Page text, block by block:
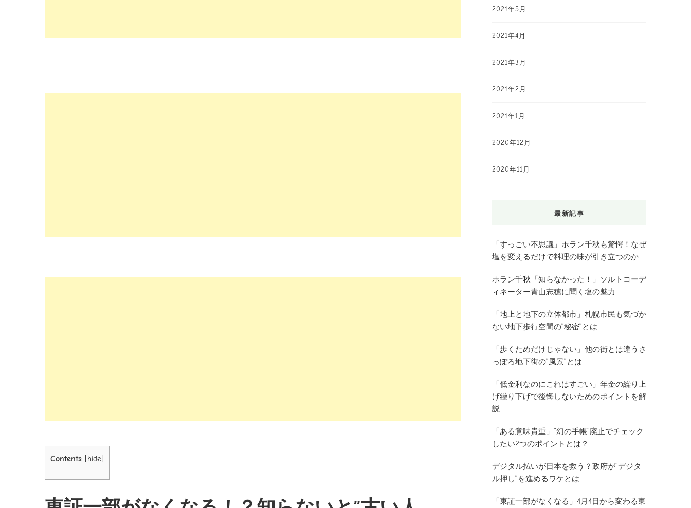
Contents hide
2021年5月
2021年4月
2021年3月
2021年2月
2021年1月
2020年12月
2020年11月
最新記事
「すっごい不思議」ホラン千秋も驚愕！なぜ
塩を変えるだけで料理の味が引き立つのか
ホラン千秋「知らなかった！」ソルトコーデ
ィネーター青山志穂に聞く塩の魅力
「地上と地下の立体都市」札幌市民も気づか
ない地下歩行空間の”秘密”とは
「歩くためだけじゃない」他の街とは違うさ
っぽろ地下街の”風景”とは
「低金利なのにこれはすごい」年金の繰り上
げ繰り下げで後悔しないためのポイントを解
説
「ある意味貴重」”幻の手帳”廃止でチェック
したい2つのポイントとは？
デジタル払いが日本を救う？政府が”デジタ
ル押し”を進めるワケとは
「東証一部がなくなる」4月4日から変わる東